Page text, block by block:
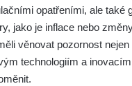
opatřeními, ale také
jako je inflace nebo
věnovat pozornost
technologiím a